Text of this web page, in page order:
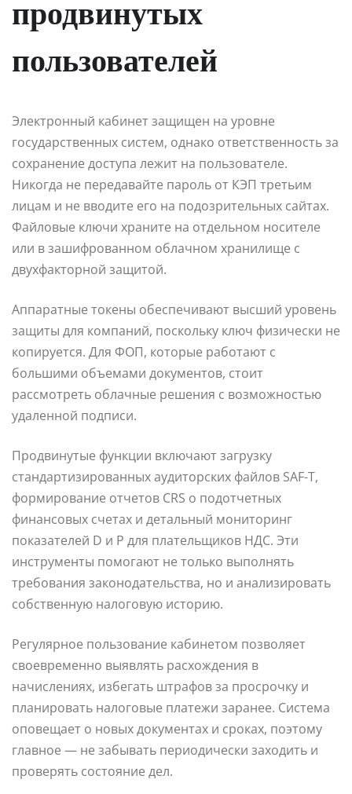
продвинутых
пользователей
Электронный кабинет защищен на уровне
государственных систем, однако ответственность за
сохранение доступа лежит на пользователе.
Никогда не передавайте пароль от КЭП третьим
лицам и не вводите его на подозрительных сайтах.
Файловые ключи храните на отдельном носителе
или в зашифрованном облачном хранилище с
двухфакторной защитой.
Аппаратные токены обеспечивают высший уровень
защиты для компаний, поскольку ключ физически не
копируется. Для ФОП, которые работают с
большими объемами документов, стоит
рассмотреть облачные решения с возможностью
удаленной подписи.
Продвинутые функции включают загрузку
стандартизированных аудиторских файлов SAF-T,
формирование отчетов CRS о подотчетных
финансовых счетах и детальный мониторинг
показателей D и P для плательщиков НДС. Эти
инструменты помогают не только выполнять
требования законодательства, но и анализировать
собственную налоговую историю.
Регулярное пользование кабинетом позволяет
своевременно выявлять расхождения в
начислениях, избегать штрафов за просрочку и
планировать налоговые платежи заранее. Система
оповещает о новых документах и сроках, поэтому
главное — не забывать периодически заходить и
проверять состояние дел.